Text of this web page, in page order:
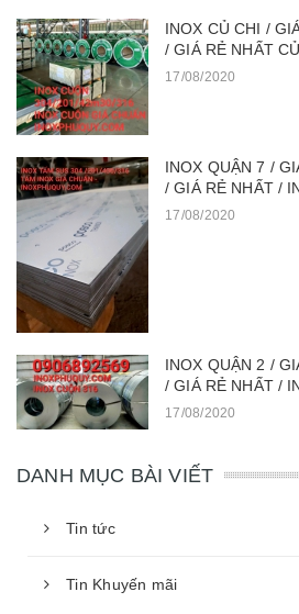
INOX CỦ CHI /
/ GIÁ RẺ NHẤT
17/08/2020
INOX QUẬN 7 /
/ GIÁ RẺ NHẤT /
17/08/2020
INOX QUẬN 2 /
/ GIÁ RẺ NHẤT /
17/08/2020
DANH MỤC BÀI VIẾT
Tin tức
Tin Khuyến mãi